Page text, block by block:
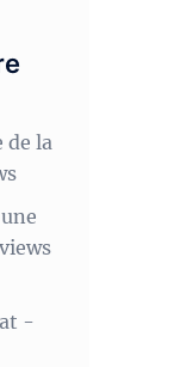
de la
-